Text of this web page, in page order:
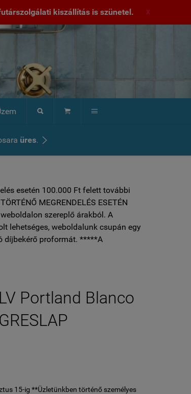
kiszállítás is szünetel. X
  
üres. 
esetén 100.000 Ft felett további
MEGRENDELÉS ESETÉN
szereplő árakból. A
lehetséges, weboldalunk csupán egy
díjbekérő proformát. *****A
Portland Blanco
15-ig **Üzletünkben történő személyes